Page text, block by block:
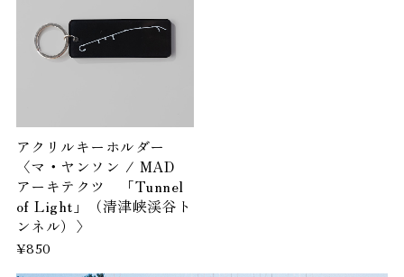
アクリルキーホルダー
〈マ・ヤンソン / MAD
アーキテクツ 「Tunnel
of Light」（清津峡渓谷ト
ンネル）〉
¥850